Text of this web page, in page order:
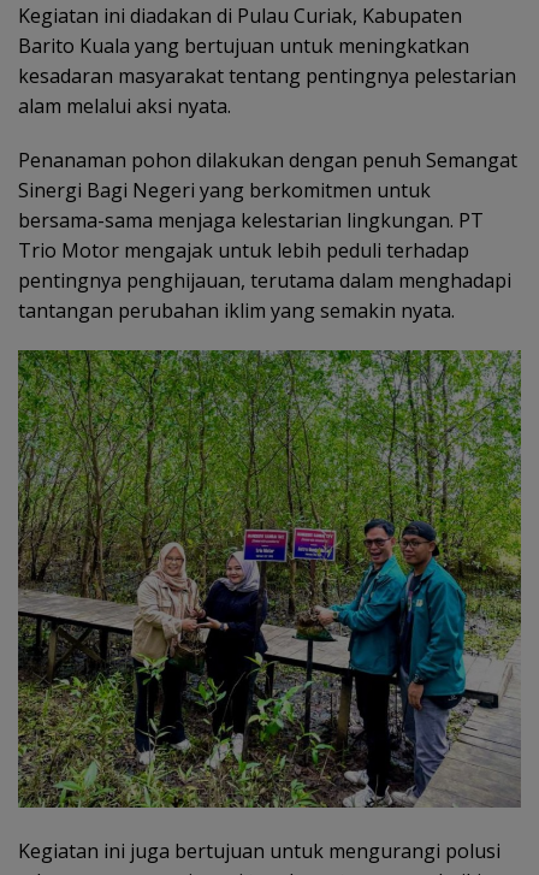
Kegiatan ini diadakan di Pulau Curiak, Kabupaten
Barito Kuala yang bertujuan untuk meningkatkan
kesadaran masyarakat tentang pentingnya pelestarian
alam melalui aksi nyata.
Penanaman pohon dilakukan dengan penuh Semangat
Sinergi Bagi Negeri yang berkomitmen untuk
bersama-sama menjaga kelestarian lingkungan. PT
Trio Motor mengajak untuk lebih peduli terhadap
pentingnya penghijauan, terutama dalam menghadapi
tantangan perubahan iklim yang semakin nyata.
Kegiatan ini juga bertujuan untuk mengurangi polusi